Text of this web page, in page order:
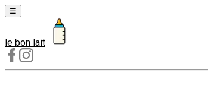
☰
Laits
1er
âge
le bon lait